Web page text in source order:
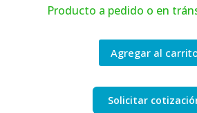
Producto a pedido o en
Agregar al
Solicitar